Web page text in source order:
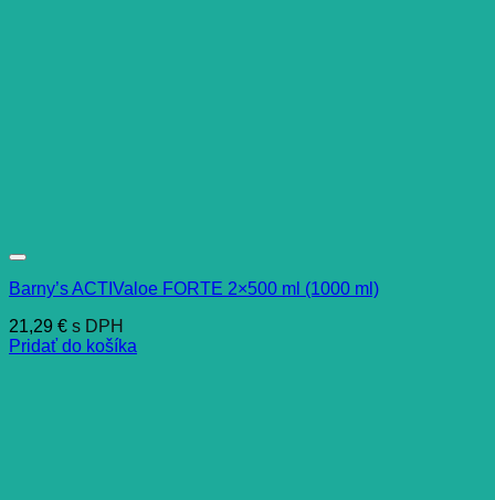
Barny’s ACTIValoe FORTE 2×500 ml (1000 ml)
21,29 € s DPH
Pridať do košíka